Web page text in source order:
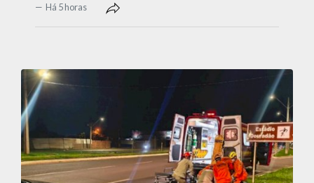
Há 5 horas